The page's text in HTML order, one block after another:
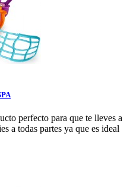
perfecto para que te lleves a
a todas partes ya que es ideal